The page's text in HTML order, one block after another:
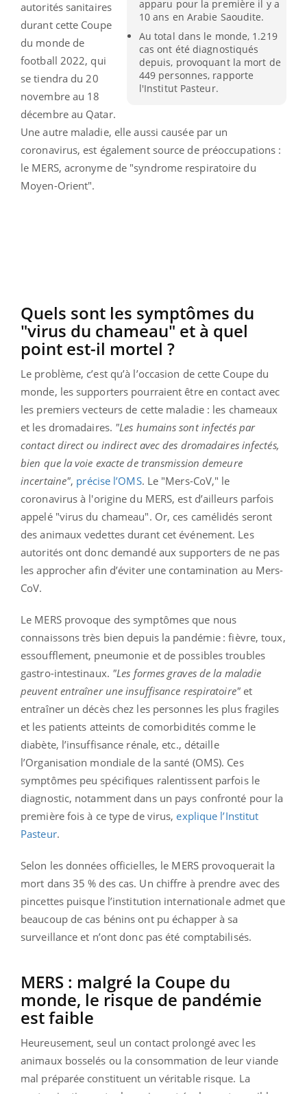
apparu pour la première il y a
10 ans en Arabie Saoudite.
Au total dans le monde, 1.219
cas ont été diagnostiqués
depuis, provoquant la mort de
449 personnes, rapporte
l'Institut Pasteur.
autorités sanitaires
durant cette Coupe
du monde de
football 2022, qui
se tiendra du 20
novembre au 18
décembre au Qatar.
Une autre maladie, elle aussi causée par un
coronavirus, est également source de préoccupations :
le MERS, acronyme de "syndrome respiratoire du
Moyen-Orient".
Quels sont les symptômes du
"virus du chameau" et à quel
point est-il mortel ?
Le problème, c’est qu’à l’occasion de cette Coupe du
monde, les supporters pourraient être en contact avec
les premiers vecteurs de cette maladie : les chameaux
et les dromadaires. "Les humains sont infectés par
contact direct ou indirect avec des dromadaires infectés,
bien que la voie exacte de transmission demeure
incertaine", précise l’OMS. Le "Mers-CoV," le
coronavirus à l'origine du MERS, est d’ailleurs parfois
appelé "virus du chameau". Or, ces camélidés seront
des animaux vedettes durant cet événement. Les
autorités ont donc demandé aux supporters de ne pas
les approcher afin d’éviter une contamination au Mers-
CoV.
Le MERS provoque des symptômes que nous
connaissons très bien depuis la pandémie : fièvre, toux,
essoufflement, pneumonie et de possibles troubles
gastro-intestinaux. "Les formes graves de la maladie
peuvent entraîner une insuffisance respiratoire"et
entraîner un décès chez les personnes les plus fragiles
et les patients atteints de comorbidités comme le
diabète, l’insuffisance rénale, etc., détaille
l’Organisation mondiale de la santé (OMS). Ces
symptômes peu spécifiques ralentissent parfois le
diagnostic, notamment dans un pays confronté pour la
première fois à ce type de virus,explique l’Institut
Pasteur.
Selon les données officielles, le MERS provoquerait la
mort dans 35 % des cas. Un chiffre à prendre avec des
pincettes puisque l’institution internationale admet que
beaucoup de cas bénins ont pu échapper à sa
surveillance et n’ont donc pas été comptabilisés.
MERS : malgré la Coupe du
monde, le risque de pandémie
est faible
Heureusement, seul un contact prolongé avec les
animaux bosselés ou la consommation de leur viande
mal préparée constituent un véritable risque. La